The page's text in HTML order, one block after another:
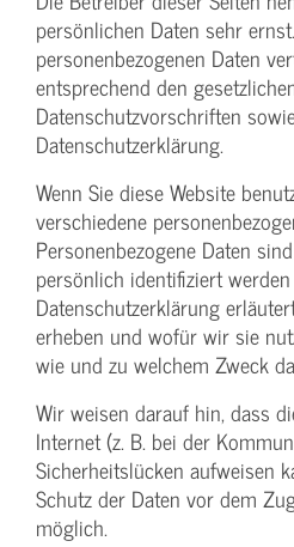
persönlichen Daten sehr
personenbezogenen Daten
entsprechend den
Datenschutzvorschriften
Datenschutzerklärung.
Wenn Sie diese Website
verschiedene
Personenbezogene Daten
persönlich identifiziert
Datenschutzerklärung
erheben und wofür wir sie
wie und zu welchem Zweck
Wir weisen darauf hin, dass
Internet (z. B. bei der
Sicherheitslücken aufweisen
Schutz der Daten vor dem
möglich.